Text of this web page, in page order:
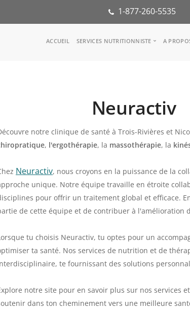
1-877-260-5535
Main
ACCUEIL SERVICES NUTRITIONNISTE
Groupes d'inspiration
KoalaPro
A
Neuractiv
notre clinique de santé à Trois-Rivières et
, l'ergothérapie, la massothérapie, la
Neuractiv, nous croyons en la puissance de la
unique. Notre équipe travaille en étroite
pour offrir un traitement global et efficace.
de cette équipe et de contribuer à l'amélioration
tu choisis Neuractiv, tu optes pour un
ta santé. Nos services de nutrition et de
te fournissant des solutions
notre site pour en savoir plus sur nos
dans ton cheminement vers une meilleure